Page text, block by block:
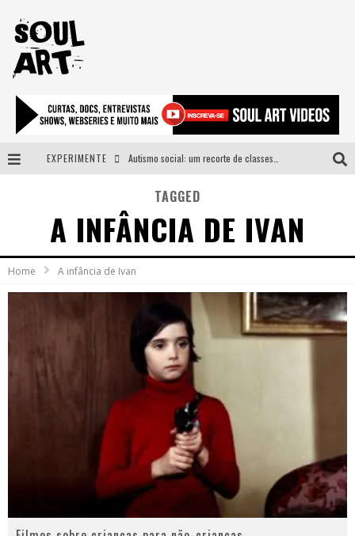
EXPERIMENTE
A subida da rampa é diferente!
Faça o bem! Mas, sem olhar a quem!?
Novo single de Arnaldo Tifu, “De Testa” explora brasilidade em sons, cores e símbolos
TAGGED
A INFÂNCIA DE IVAN
Home A infância de Ivan